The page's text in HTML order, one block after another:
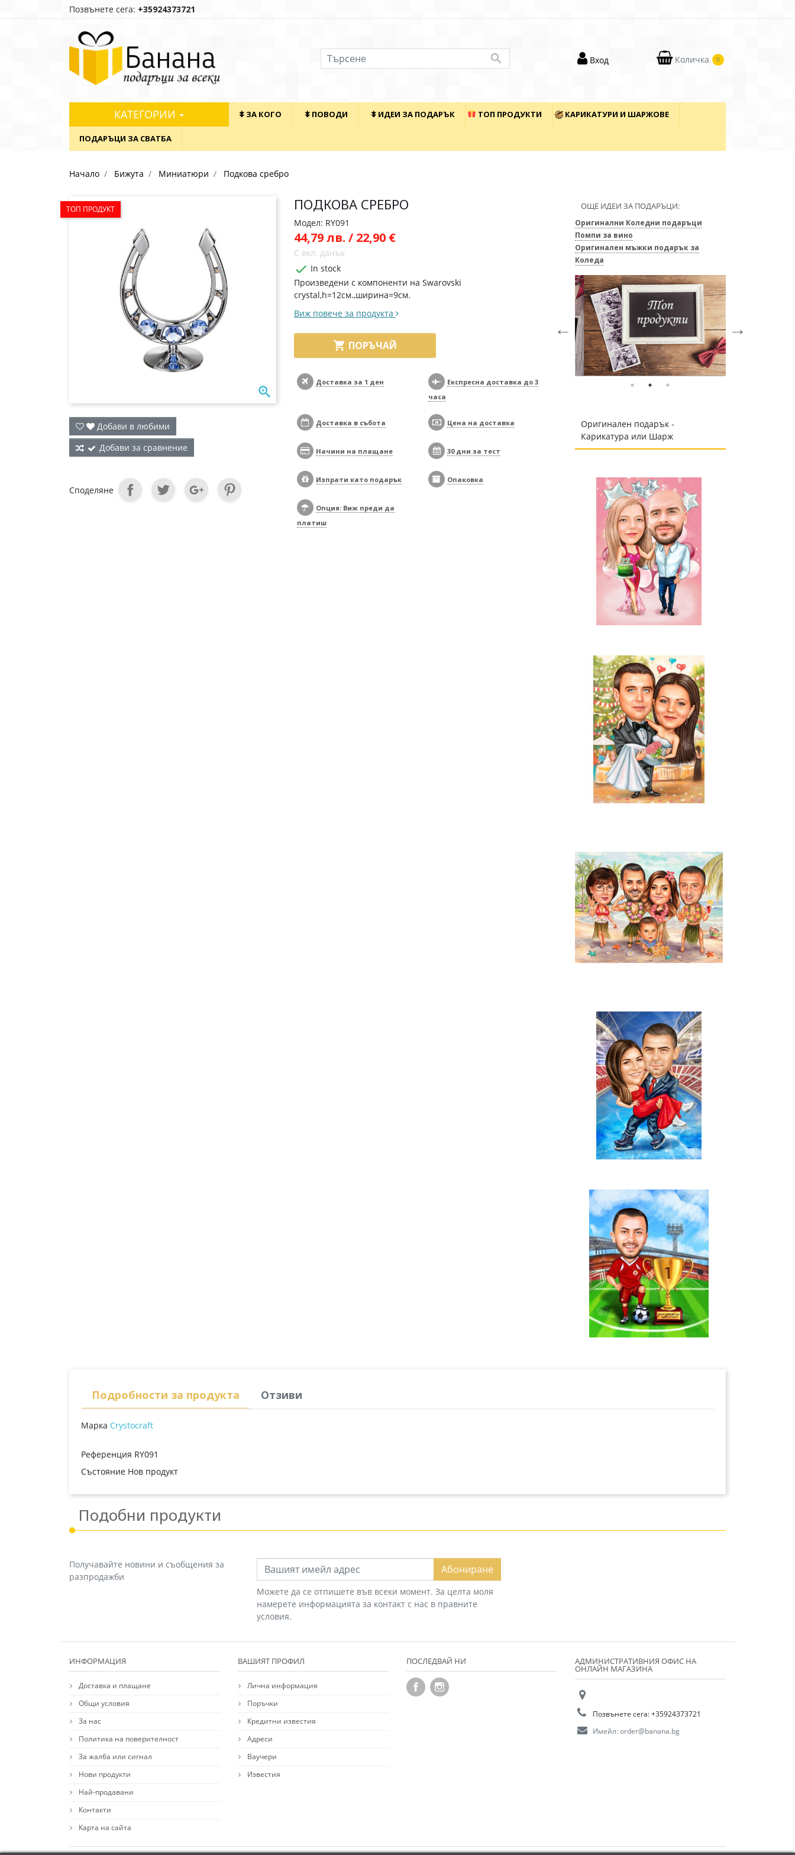
Позвънете сега: +35924373721
 Вход Количка 0
КАТЕГОРИИ ⯯ ЗА КОГО ⯯ ПОВОДИ ⯯ ИДЕИ ЗА ПОДАРЪК ТОП ПРОДУКТИ КАРИКАТУРИ И ШАРЖОВЕ
ПОДАРЪЦИ ЗА СВАТБА
Начало Бижута Миниатюри Подкова сребро
ТОП ПРОДУКТ

Добави в любими
Добави за сравнение
Споделяне
ПОДКОВА СРЕБРО
Модел: RY091
44,79 лв. / 22,90 €
С вкл. данък
 In stock
Произведени с компоненти на Swarovski
crystal,h=12см.,ширина=9см.
Виж повече за продукта
 ПОРЪЧАЙ
Доставка за 1 ден
Експресна доставка до 3
часа
Доставка в събота Цена на доставка
Начини на плащане 30 дни за тест
Изпрати като подарък Опаковка
Опция: Виж преди да
платиш
ОЩЕ ИДЕИ ЗА ПОДАРЪЦИ:
Оригинални Коледни подаръци
Помпи за вино
Оригинален мъжки подарък за
Коледа
Оригинален подарък -
Карикатура или Шарж
Подробности за продукта Отзиви
Марка Crystocraft
Референция RY091
Състояние Нов продукт
Подобни продукти
Получавайте новини и съобщения за
разпродажби
Абониране
Можете да се отпишете във всеки момент. За целта моля
намерете информацията за контакт с нас в правните
условия.
ИНФОРМАЦИЯ
Доставка и плащане
Общи условия
За нас
Политика на поверителност
За жалба или сигнал
Нови продукти
Най-продавани
Контакти
Карта на сайта
ВАШИЯТ ПРОФИЛ
Лична информация
Поръчки
Кредитни известия
Адреси
Ваучери
Известия
ПОСЛЕДВАЙ НИ АДМИНИСТРАТИВНИЯ ОФИС НА
ОНЛАЙН МАГАЗИНА
Позвънете сега:+35924373721
Имейл:order@banana.bg